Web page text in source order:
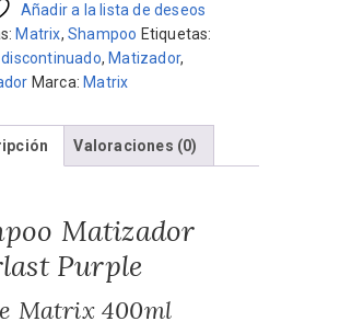
Añadir a la lista de deseos
Matrix,Shampoo Etiquetas:
discontinuado, Matizador,
Marca: Matrix
Valoraciones (0)
Matizador
Purple
Matrix 400ml